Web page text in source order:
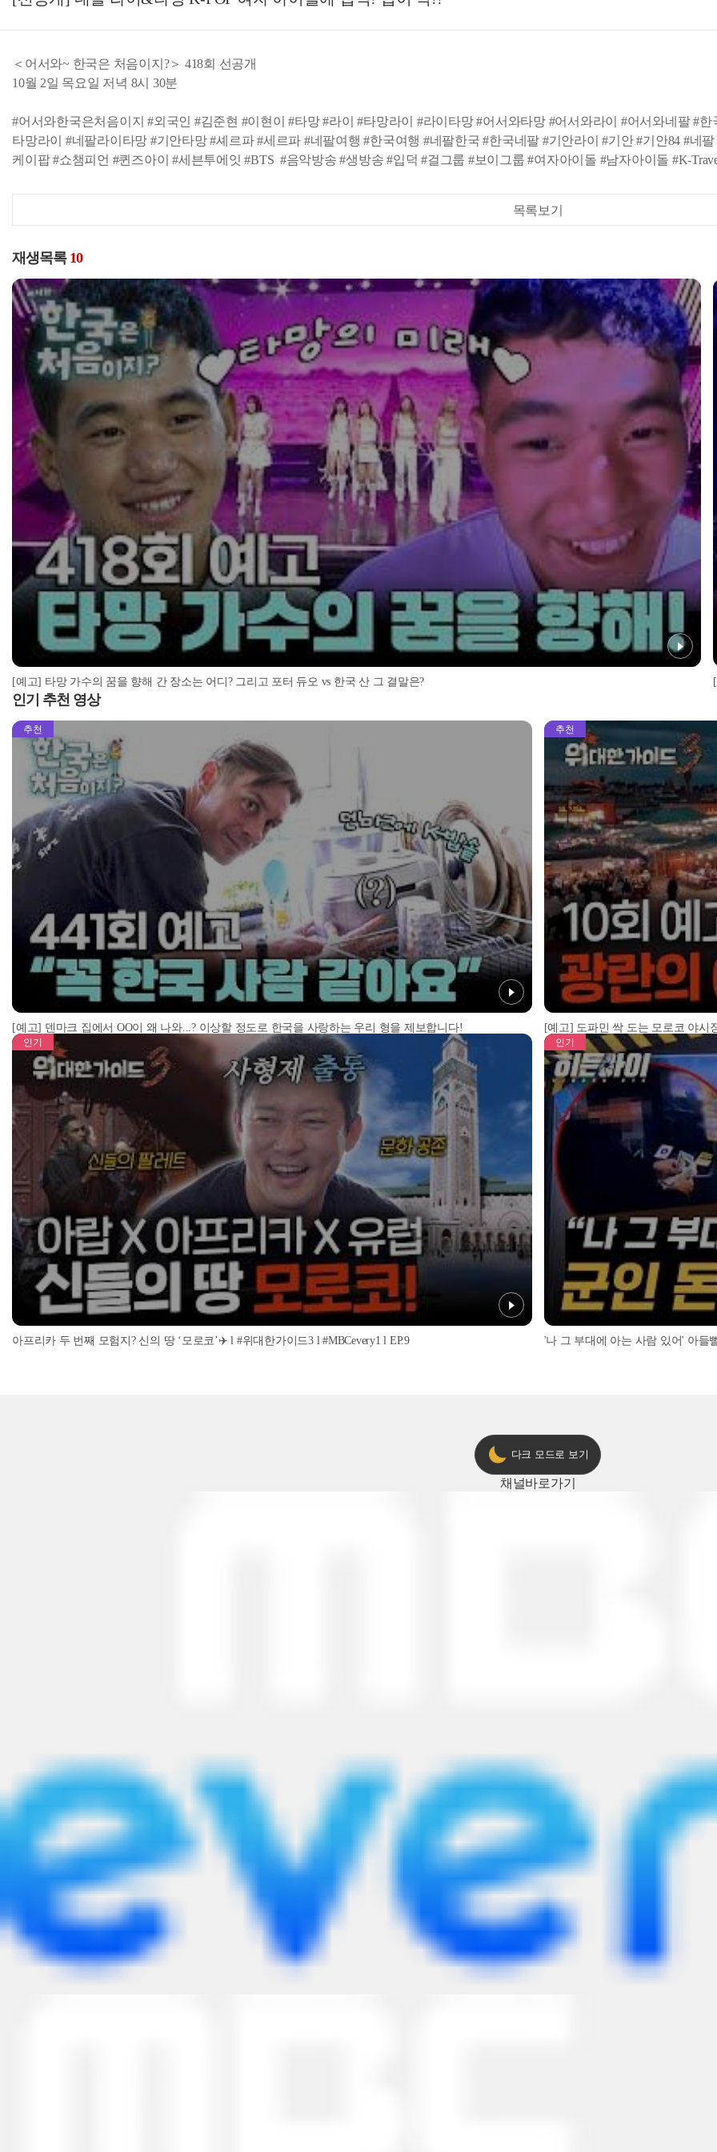
＜어서와~ 한국은 처음이지?＞ 418회 선공개
10월 2일 목요일 저녁 8시 30분
#어서와한국은처음이지 #외국인 #김준현 #이현이 #타망 #라이 #타망라이 #라이타망 #어서와타망 #어서와라이 #어서와네팔 #
타망라이 #네팔라이타망 #기안타망 #셰르파 #세르파 #네팔여행 #한국여행 #네팔한국 #한국네팔 #기안라이 #기안 #기안84 #네
케이팝 #쇼챔피언 #퀸즈아이 #세븐투에잇 #BTS #음악방송 #생방송 #입덕 #걸그룹 #보이그룹 #여자아이돌 #남자아이돌 #K-
목록보기
재생목록 10
[예고] 타망 가수의 꿈을 향해 간 장소는 어디? 그리고 포터 듀오 vs 한국 산 그 결말은?
인기 추천 영상
추천
[예고] 덴마크 집에서 OO이 왜 나와...? 이상할 정도로 한국을 사랑하는 우리 형을 제보합니다!
추천
[예고] 도파민 싹 도는 모로코 야시
인기
아프리카 두 번째 모험지? 신의 땅 ‘모로코’✈️ l #위대한가이드3 l #MBCevery1 l EP.9
인기
'나 그 부대에 아는 사람 있어' 아들
다크 모드로 보기
채널바로가기